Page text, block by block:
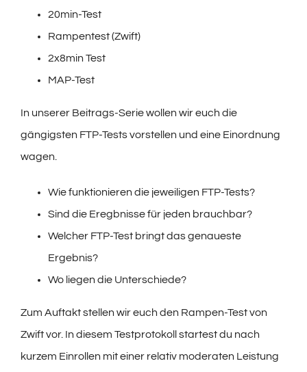
20min-Test
Rampentest (Zwift)
2x8min Test
MAP-Test
In unserer Beitrags-Serie wollen wir euch die
gängigsten FTP-Tests vorstellen und eine Einordnung
wagen.
Wie funktionieren die jeweiligen FTP-Tests?
Sind die Eregbnisse für jeden brauchbar?
Welcher FTP-Test bringt das genaueste
Ergebnis?
Wo liegen die Unterschiede?
Zum Auftakt stellen wir euch den Rampen-Test von
Zwift vor. In diesem Testprotokoll startest du nach
kurzem Einrollen mit einer relativ moderaten Leistung